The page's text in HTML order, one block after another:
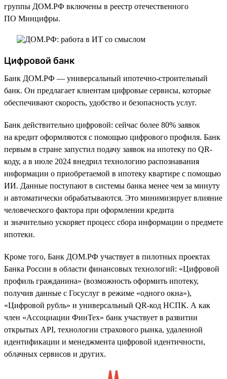
группы ДОМ.РФ включены в реестр отечественного
ПО Минцифры.
Цифровой банк
Банк ДОМ.РФ — универсальный ипотечно-строительный
банк. Он предлагает клиентам цифровые сервисы, которые
обеспечивают скорость, удобство и безопасность услуг.
Банк действительно цифровой: сейчас более 80% заявок
на кредит оформляются с помощью цифрового профиля. Банк
первым в стране запустил подачу заявок на ипотеку по QR-
коду, а в июле 2024 внедрил технологию распознавания
информации о приобретаемой в ипотеку квартире с помощью
ИИ. Данные поступают в системы банка менее чем за минуту
и автоматически обрабатываются. Это минимизирует влияние
человеческого фактора при оформлении кредита
и значительно ускоряет процесс сбора информации о предмете
ипотеки.
Кроме того, Банк ДОМ.РФ участвует в пилотных проектах
Банка России в области финансовых технологий: «Цифровой
профиль гражданина» (возможность оформить ипотеку,
получив данные с Госуслуг в режиме «одного окна»),
«Цифровой рубль» и универсальный QR-код НСПК. А как
член «Ассоциации ФинТех» банк участвует в развитии
открытых API, технологии страхового рынка, удаленной
идентификации и менеджмента цифровой идентичности,
облачных сервисов и других.